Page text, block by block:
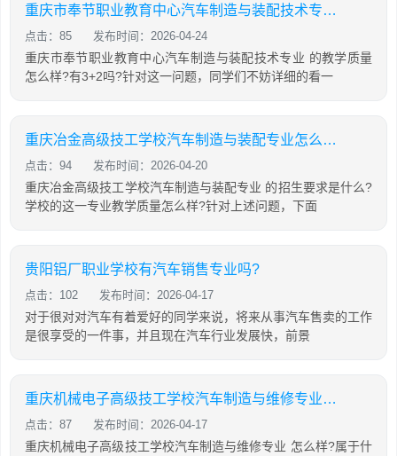
重庆市奉节职业教育中心汽车制造与装配技术专业怎么样?
点击：85 发布时间：2026-04-24
重庆市奉节职业教育中心汽车制造与装配技术专业 的教学质量
怎么样?有3+2吗?针对这一问题，同学们不妨详细的看一
重庆冶金高级技工学校汽车制造与装配专业怎么样?
点击：94 发布时间：2026-04-20
重庆冶金高级技工学校汽车制造与装配专业 的招生要求是什么?
学校的这一专业教学质量怎么样?针对上述问题，下面
贵阳铝厂职业学校有汽车销售专业吗?
点击：102 发布时间：2026-04-17
对于很对对汽车有着爱好的同学来说，将来从事汽车售卖的工作
是很享受的一件事，并且现在汽车行业发展快，前景
重庆机械电子高级技工学校汽车制造与维修专业怎么样?
点击：87 发布时间：2026-04-17
重庆机械电子高级技工学校汽车制造与维修专业 怎么样?属于什